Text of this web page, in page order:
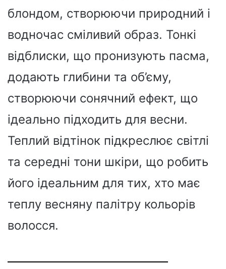
блондом, створюючи природний і
водночас сміливий образ. Тонкі
відблиски, що пронизують пасма,
додають глибини та об’єму,
створюючи сонячний ефект, що
ідеально підходить для весни.
Теплий відтінок підкреслює світлі
та середні тони шкіри, що робить
його ідеальним для тих, хто має
теплу весняну палітру кольорів
волосся.